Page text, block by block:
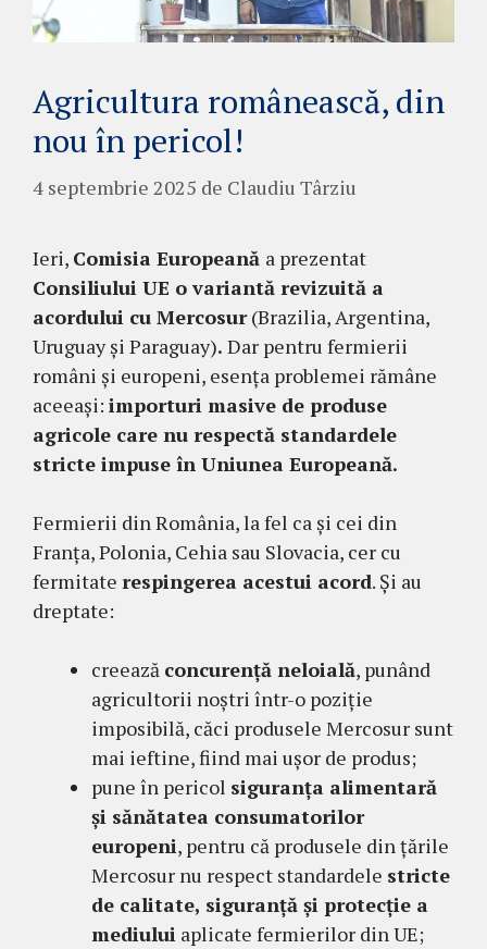
Agricultura românească, din
nou în pericol!
4 septembrie 2025 de Claudiu Târziu
Ieri, Comisia Europeană a prezentat
Consiliului UE o variantă revizuită a
acordului cu Mercosur(Brazilia, Argentina,
Uruguay și Paraguay). Dar pentru fermierii
români și europeni, esența problemei rămâne
aceeași: importuri masive de produse
agricole care nu respectă standardele
stricte impuse în Uniunea Europeană.
Fermierii din România, la fel ca și cei din
Franța, Polonia, Cehia sau Slovacia, cer cu
fermitate respingerea acestui acord. Și au
dreptate:
creează concurență neloială, punând
agricultorii noștri într-o poziție
imposibilă, căci produsele Mercosur sunt
mai ieftine, fiind mai ușor de produs;
pune în pericol siguranța alimentară
și sănătatea consumatorilor
europeni, pentru că produsele din țările
Mercosur nu respect standardele stricte
de calitate, siguranță și protecție a
mediului aplicate fermierilor din UE;